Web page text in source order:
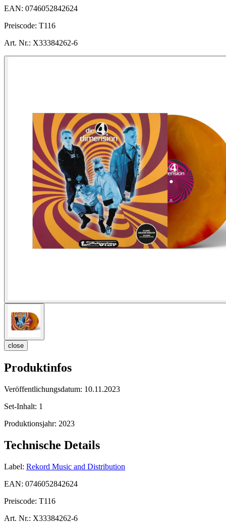
EAN: 0746052842624
Preiscode: T116
Art. Nr.: X33384262-6
close
Produktinfos
Veröffentlichungsdatum: 10.11.2023
Set-Inhalt: 1
Produktionsjahr: 2023
Technische Details
Label: Rekord Music and Distribution
EAN: 0746052842624
Preiscode: T116
Art. Nr.: X33384262-6